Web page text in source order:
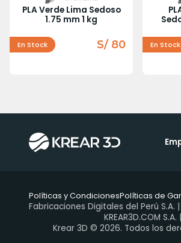
PLA Verde Lima Sedoso
1.75 mm 1 kg
En Stock S/ 80 En Stock
Políticas y CondicionesPolíticas de
Fabricaciones Digitales del Perú S.A. |
KREAR3D.COM
Krear 3D © 2026. Todos los